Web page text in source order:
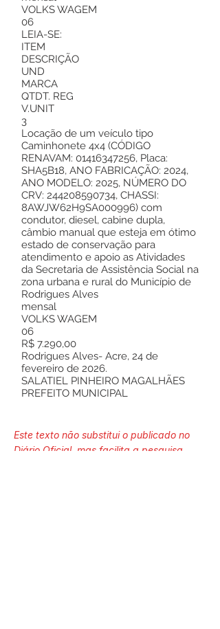
VOLKS WAGEM
06
LEIA-SE:
ITEM
DESCRIÇÃO
UND
MARCA
QTDT. REG
V.UNIT
3
Locação de um veículo tipo
Caminhonete 4x4 (CÓDIGO
RENAVAM: 01416347256, Placa:
SHA5B18, ANO FABRICAÇÃO: 2024,
ANO MODELO: 2025, NÚMERO DO
CRV: 244208590734, CHASSI:
8AWJW62H9SA000996) com
condutor, diesel, cabine dupla,
câmbio manual que esteja em ótimo
estado de conservação para
atendimento e apoio as Atividades
da Secretaria de Assistência Social na
zona urbana e rural do Município de
Rodrigues Alves
mensal
VOLKS WAGEM
06
R$ 7.290,00
Rodrigues Alves- Acre, 24 de
fevereiro de 2026.
SALATIEL PINHEIRO MAGALHÃES
PREFEITO MUNICIPAL
Este texto não substitui o publicado no
Diário Oficial, mas facilita a pesquisa